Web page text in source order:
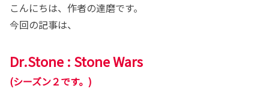
こんにちは、作者の達磨です。
今回の記事は、
Dr.Stone : Stone Wars
(シーズン２です。)